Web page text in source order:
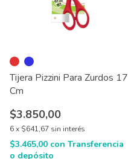
Tijera Pizzini Para Zurdos 17
Cm
$3.850,00
6x $641,67 sin interés
$3.465,00 con Transferencia
o depósito